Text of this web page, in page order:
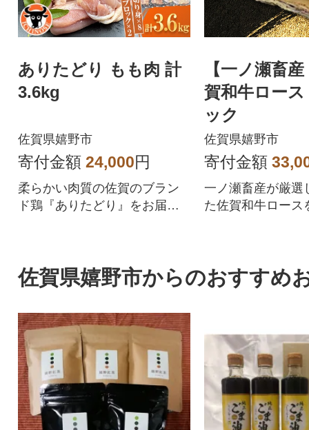
ありたどり もも肉 計
3.6kg
佐賀県嬉野市
寄付金額 24,000円
柔らかい肉質の佐賀のブラン
ド鶏『ありたどり』をお届け
【一ノ瀬畜
賀和牛ロー
ック
佐賀県嬉野市
寄付金額
一ノ瀬畜産が厳選
た佐賀和牛ロース
佐賀県嬉野市からのおすすめ